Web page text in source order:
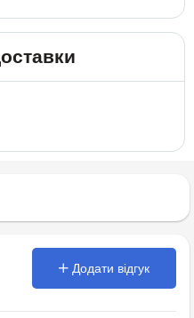
Додати відгук